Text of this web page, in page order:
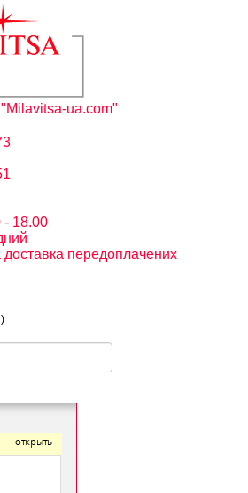
"Milavitsa-ua.com"
- 18.00
передоплачених
открыть